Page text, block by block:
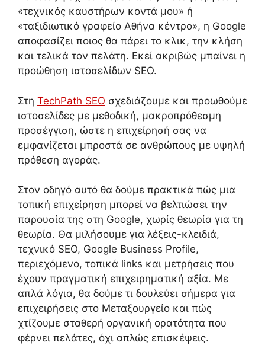
«τεχνικός καυστήρων κοντά μου» ή
«ταξιδιωτικό γραφείο Αθήνα κέντρο», η Google
αποφασίζει ποιος θα πάρει το κλικ, την κλήση
και τελικά τον πελάτη. Εκεί ακριβώς μπαίνει η
προώθηση ιστοσελίδων SEO.
Στη TechPath SEO σχεδιάζουμε και προωθούμε
ιστοσελίδες με μεθοδική, μακροπρόθεσμη
προσέγγιση, ώστε η επιχείρησή σας να
εμφανίζεται μπροστά σε ανθρώπους με υψηλή
πρόθεση αγοράς.
Στον οδηγό αυτό θα δούμε πρακτικά πώς μια
τοπική επιχείρηση μπορεί να βελτιώσει την
παρουσία της στη Google, χωρίς θεωρία για τη
θεωρία. Θα μιλήσουμε για λέξεις-κλειδιά,
τεχνικό SEO, Google Business Profile,
περιεχόμενο, τοπικά links και μετρήσεις που
έχουν πραγματική επιχειρηματική αξία. Με
απλά λόγια, θα δούμε τι δουλεύει σήμερα για
επιχειρήσεις στο Μεταξουργείο και πώς
χτίζουμε σταθερή οργανική ορατότητα που
φέρνει πελάτες, όχι απλώς επισκέψεις.